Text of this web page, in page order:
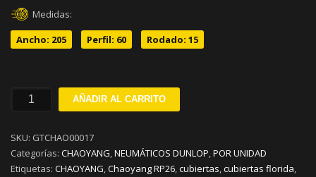
Medidas:
Ancho: 205
Perfil: 60 Rodado: 15
205/60R15
CHAOYANG
91H
cantidad
AÑADIR AL CARRITO
SKU: GTCHAO00017
Categorías: CHAOYANG,NEUMÁTICOS DUNLOP,POR UNIDAD
Etiquetas: CHAOYANG,Chaoyang RP26,cubiertas,cubiertas florida,